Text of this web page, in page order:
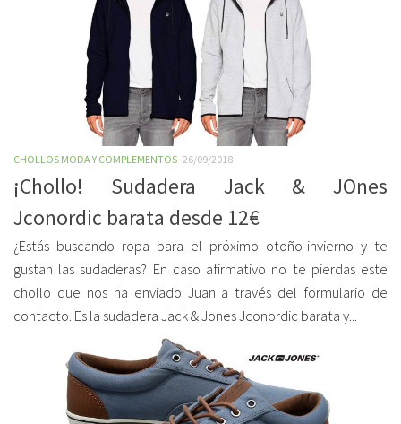
CHOLLOS MODA Y COMPLEMENTOS 26/09/2018
¡Chollo! Sudadera Jack & JOnes
Jconordic barata desde 12€
¿Estás buscando ropa para el próximo otoño-invierno y te
gustan las sudaderas? En caso afirmativo no te pierdas este
chollo que nos ha enviado Juan a través del formulario de
contacto. Es la sudadera Jack & Jones Jconordic barata y...